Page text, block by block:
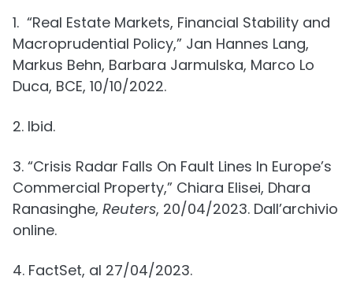
1. “Real Estate Markets, Financial Stability and
Macroprudential Policy,” Jan Hannes Lang,
Markus Behn, Barbara Jarmulska, Marco Lo
Duca, BCE, 10/10/2022.
2. Ibid.
3. “Crisis Radar Falls On Fault Lines In Europe’s
Commercial Property,” Chiara Elisei, Dhara
Ranasinghe, Reuters, 20/04/2023. Dall’archivio
online.
4. FactSet, al 27/04/2023.